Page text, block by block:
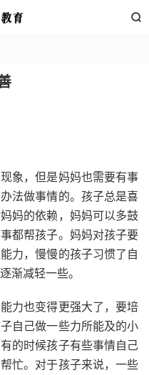

象，但是妈妈也需要有事
法做事情的。孩子总是喜
妈的依赖，妈妈可以多鼓
都帮孩子。妈妈对孩子要
力，慢慢的孩子习惯了自
渐减轻一些。
力也变得更强大了，要培
自己做一些力所能及的小
的时候孩子有些事情自己
忙。对于孩子来说，一些